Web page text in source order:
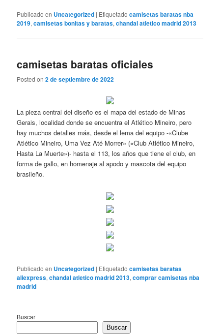
Publicado en Uncategorized | Etiquetado camisetas baratas nba
2019,camisetas bonitas y baratas,chandal atletico madrid 2013
camisetas baratas oficiales
Posted on2 de septiembre de 2022
La pieza central del diseño es el mapa del estado de Minas
Gerais, localidad donde se encuentra el Atlético Mineiro, pero
hay muchos detalles más, desde el lema del equipo -«Clube
Atlético Mineiro, Uma Vez Até Morrer» («Club Atlético Mineiro,
Hasta La Muerte»)- hasta el 113, los años que tiene el club, en
forma de gallo, en homenaje al apodo y mascota del equipo
brasileño.
Publicado en Uncategorized | Etiquetado camisetas baratas
aliexpress,chandal atletico madrid 2013,comprar camisetas nba
madrid
Buscar
Buscar